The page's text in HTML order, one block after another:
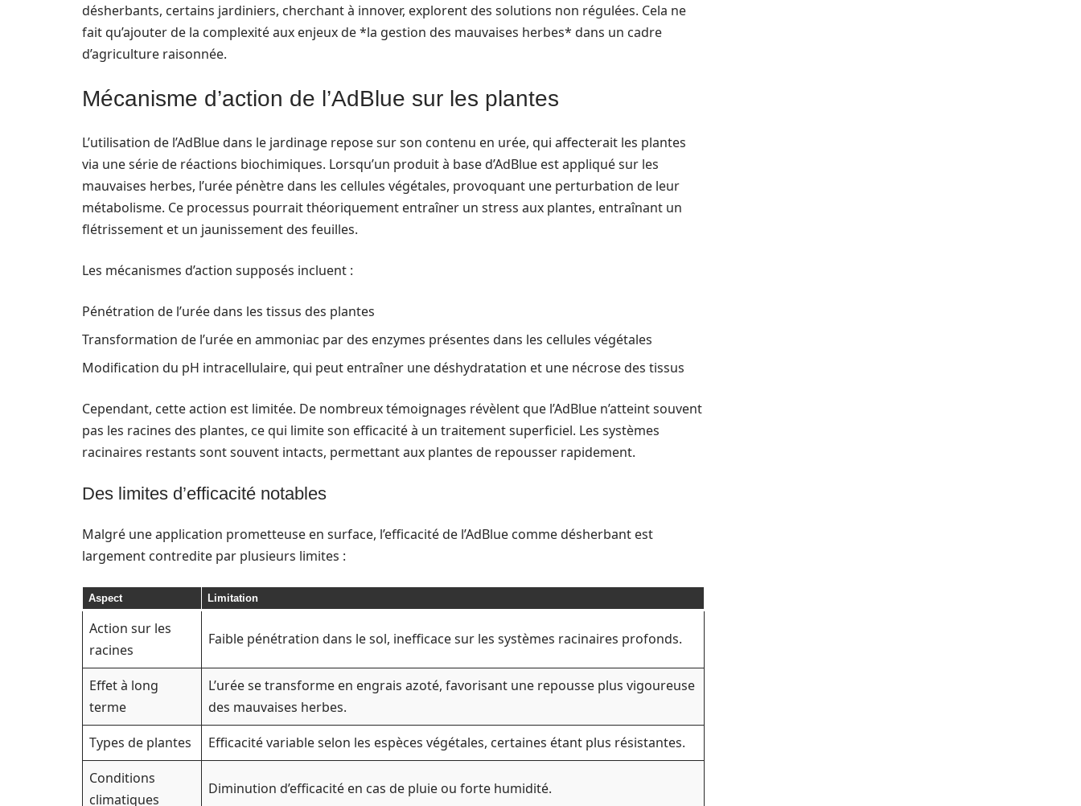
désherbants, certains jardiniers, cherchant à innover, explorent des solutions non régulées. Cela ne
fait qu’ajouter de la complexité aux enjeux de *la gestion des mauvaises herbes* dans un cadre
d’agriculture raisonnée.
Mécanisme d’action de l’AdBlue sur les plantes
L’utilisation de l’AdBlue dans le jardinage repose sur son contenu en urée, qui affecterait les plantes
via une série de réactions biochimiques. Lorsqu’un produit à base d’AdBlue est appliqué sur les
mauvaises herbes, l’urée pénètre dans les cellules végétales, provoquant une perturbation de leur
métabolisme. Ce processus pourrait théoriquement entraîner un stress aux plantes, entraînant un
flétrissement et un jaunissement des feuilles.
Les mécanismes d’action supposés incluent :
Pénétration de l’urée dans les tissus des plantes
Transformation de l’urée en ammoniac par des enzymes présentes dans les cellules végétales
Modification du pH intracellulaire, qui peut entraîner une déshydratation et une nécrose des tissus
Cependant, cette action est limitée. De nombreux témoignages révèlent que l’AdBlue n’atteint souvent
pas les racines des plantes, ce qui limite son efficacité à un traitement superficiel. Les systèmes
racinaires restants sont souvent intacts, permettant aux plantes de repousser rapidement.
Des limites d’efficacité notables
Malgré une application prometteuse en surface, l’efficacité de l’AdBlue comme désherbant est
largement contredite par plusieurs limites :
Aspect Limitation
Action sur les
racines
Faible pénétration dans le sol, inefficace sur les systèmes racinaires profonds.
Effet à long
terme
L’urée se transforme en engrais azoté, favorisant une repousse plus vigoureuse
des mauvaises herbes.
Types de plantes
Efficacité variable selon les espèces végétales, certaines étant plus résistantes.
Conditions
climatiques
Diminution d’efficacité en cas de pluie ou forte humidité.